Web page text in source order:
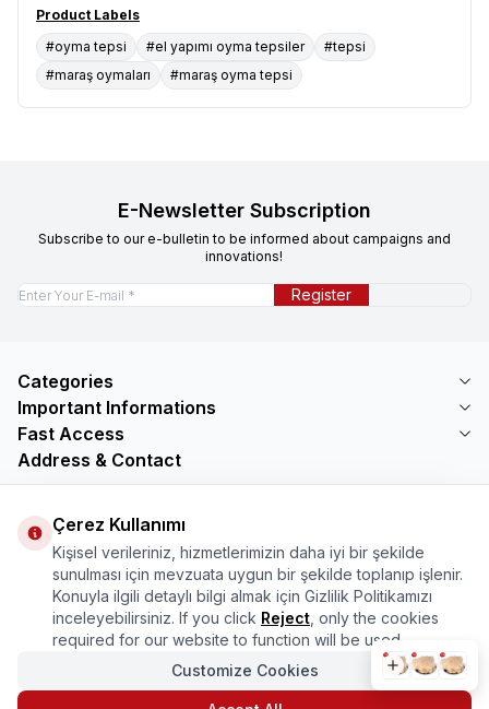
Product Labels
#oyma tepsi
#el yapımı oyma tepsiler
#tepsi
#maraş oymaları
#maraş oyma tepsi
E-Newsletter Subscription
Subscribe to our e-bulletin to be informed about campaigns and
innovations!
Register
Categories
Important Informations
Fast Access
Address & Contact
Mercimektepe Mahallesi 51007 Sokak
No:45/B\nONİKİŞUBAT/KAHRAMANMARAŞ
Telephone
08505321048
Email
bilgi@marasmarket.com
PlayStore App Store
Çerez Kullanımı
Kişisel verileriniz, hizmetlerimizin daha iyi bir şekilde
sunulması için mevzuata uygun bir şekilde toplanıp işlenir.
Konuyla ilgili detaylı bilgi almak için Gizlilik Politikamızı
inceleyebilirsiniz. If you click Reject , only the cookies
required for our website to function will be used.
Customize Cookies